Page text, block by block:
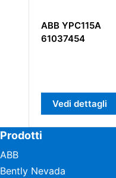
ABB PP886H
3BSE069297R1
Vedi dettagli
Prodotti
ABB
Bently Nevada